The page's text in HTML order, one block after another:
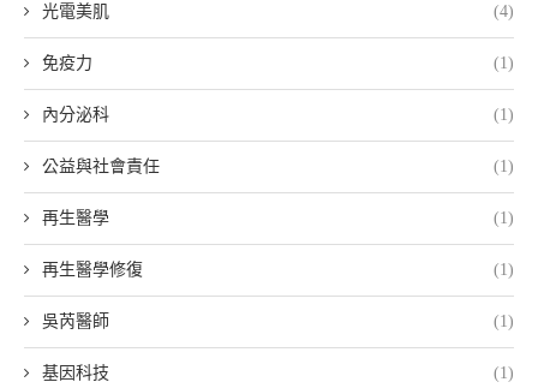
光電美肌 (4)
免疫力 (1)
內分泌科 (1)
公益與社會責任 (1)
再生醫學 (1)
再生醫學修復 (1)
吳芮醫師 (1)
基因科技 (1)